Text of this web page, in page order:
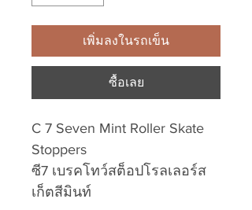
เพิ่มลงในรถเข็น
ซื้อเลย
C 7 Seven Mint Roller Skate
Stoppers
ซี7 เบรคโทว์สต็อปโรลเลอร์ส
เก็ตสีมินท์